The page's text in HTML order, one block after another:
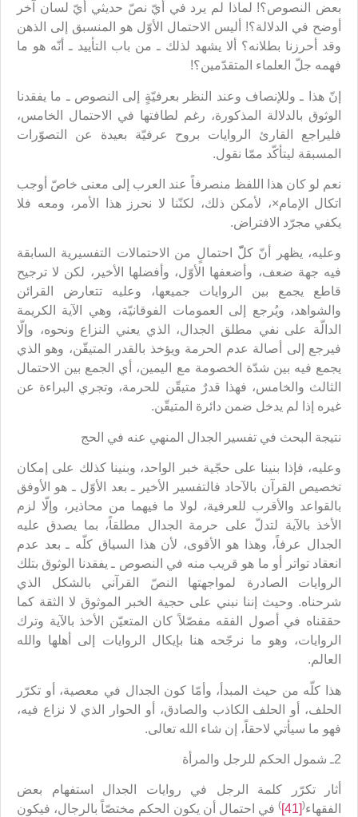
بعض النصوص؟! لماذا لم يرد في أيّ نصّ حديثي أيّ لسان آخر
أوضح في الدلالة؟! أليس الاحتمال الأوّل هو المنسبق إلى الذهن
وقد أحرزنا بطلانه؟ ألا يشهد لذلك ـ من باب التأييد ـ أنّه هو ما
فهمه جلّ العلماء المتقدّمين؟!
إنّ هذا ـ وللإنصاف وعند النظر بعرفيّةٍ إلى النصوص ـ ما يفقدنا
الوثوق بالدلالة المذكورة، رغم لطافتها في الاحتمال الخامس،
فليراجع القارئ الروايات بروح عرفيّة بعيدة عن التصوّرات
المسبقة ليتأكّد ممّا نقول.
نعم لو كان هذا اللفظ منصرفاً عند العرب إلى معنى خاصّ أوجب
اتكال الإمام×، لأمكن ذلك، لكنّنا لا نحرز هذا الأمر، ومعه فلا
يكفي مجرّد الافتراض.
وعليه، يظهر أنّ كلّّ احتمالٍ من الاحتمالات التفسيرية السابقة
فيه جهة ضعف، وأضعفها الأوّل، وأفضلها الأخير، لكن لا ترجيح
قاطع يجمع بين الروايات جميعها، وعليه تتعارض القرائن
والشواهد، ويُرجع إلى العمومات الفوقانيّة، وهي الآية الكريمة
الدالّة على نفي مطلق الجدال، الذي يعني النزاع ونحوه، وإلّا
فيرجع إلى أصالة عدم الحرمة ويؤخذ بالقدر المتيقّن، وهو الذي
يجمع فيه بين شدّة الخصومة مع اليمين، أي الجمع بين الاحتمال
الثالث والخامس، فهذا قدرٌ متيقّن للحرمة، وتجري البراءة عن
غيره إذا لم يدخل ضمن دائرة المتيقّن.
نتيجة البحث في تفسير الجدال المنهي عنه في الحج
وعليه، فإذا بنينا على حجّية خبر الواحد، وبنينا كذلك على إمكان
تخصيص القرآن بالآحاد فالتفسير الأخير ـ بعد الأوّل ـ هو الأوفق
بالقواعد والأقرب للعرفية، لولا ما فيهما من محاذير، وإلّا لزم
الأخذ بالآية لتدلّ على حرمة الجدال مطلقاً، بما يصدق عليه
الجدال عرفاً، وهذا هو الأقوى، لأن هذا السياق كلّه ـ بعد عدم
انعقاد تواتر أو ما هو قريب منه في النصوص ـ يفقدنا الوثوق بتلك
الروايات الصادرة لمواجهتها النصّ القرآني بالشكل الذي
شرحناه. وحيث إننا نبني على حجية الخبر الموثوق لا الثقة كما
حققناه في أصول الفقه مفصّلاً كان المتعيّن الأخذ بالآية وترك
الروايات، وهو ما نرجّحه هنا بإيكال الروايات إلى أهلها والله
العالم.
هذا كلّه من حيث المبدأ، وأمّا كون الجدال في معصية، أو تكرّر
الحلف، أو الحلف الكاذب والصادق، أو الحوار الذي لا نزاع فيه،
فهو ما سيأتي لاحقاً، إن شاء الله تعالى.
2ـ شمول الحكم للرجل والمرأة
أثار تكرّر كلمة الرجل في روايات الجدال استفهام بعض
الفقهاء(
[41]
) في احتمال أن يكون الحكم مختصّاً بالرجال، فيكون